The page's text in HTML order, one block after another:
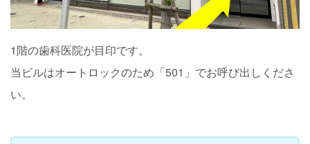
1階の歯科医院が目印です。
当ビルはオートロックのため「501」でお呼び出しくださ
い。